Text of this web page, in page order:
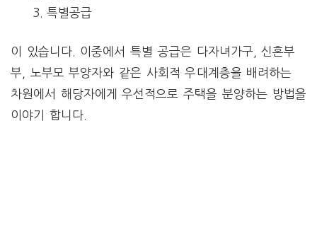
특별공급
이 있습니다. 이중에서 특별 공급은 다자녀가구, 신혼부
부, 노부모 부양자와 같은 사회적 우대계층을 배려하는
차원에서 해당자에게 우선적으로 주택을 분양하는 방법을
이야기 합니다.